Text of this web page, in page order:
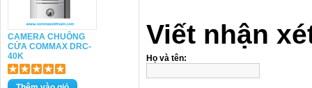
CAMERA CHUÔNG
CỬA COMMAX DRC-
40K
Viết nhận
Họ và tên: